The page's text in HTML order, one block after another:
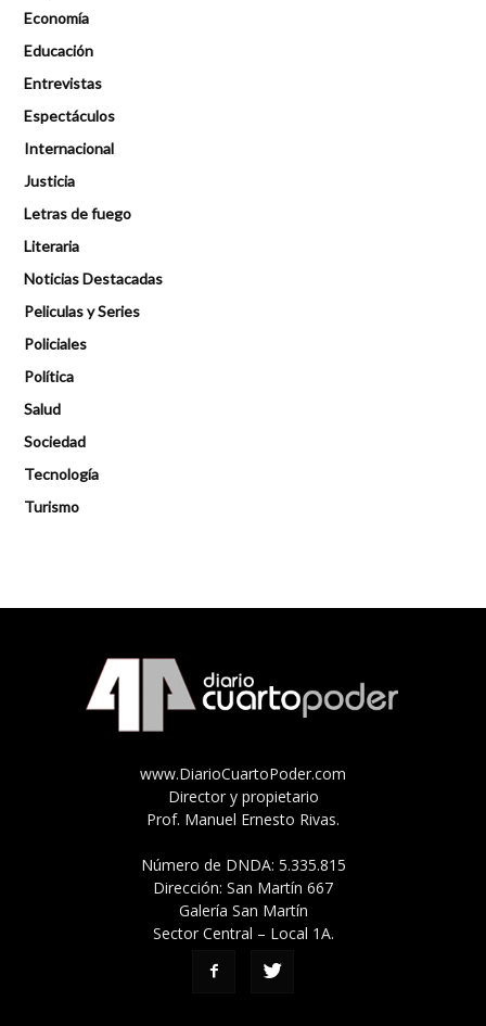
Economía
Educación
Entrevistas
Espectáculos
Internacional
Justicia
Letras de fuego
Literaria
Noticias Destacadas
Peliculas y Series
Policiales
Política
Salud
Sociedad
Tecnología
Turismo
www.DiarioCuartoPoder.com
Director y propietario
Prof. Manuel Ernesto Rivas.
Número de DNDA: 5.335.815
Dirección: San Martín 667
Galería San Martín
Sector Central – Local 1A.